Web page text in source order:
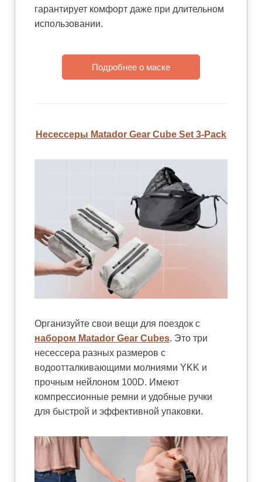
гарантирует комфорт даже при длительном
использовании.
Подробнее о маске
Несессеры Matador Gear Cube Set 3-Pack
Организуйте свои вещи для поездок с
набором Matador Gear Cubes. Это три
несессера разных размеров с
водоотталкивающими молниями YKK и
прочным нейлоном 100D. Имеют
компрессионные ремни и удобные ручки
для быстрой и эффективной упаковки.